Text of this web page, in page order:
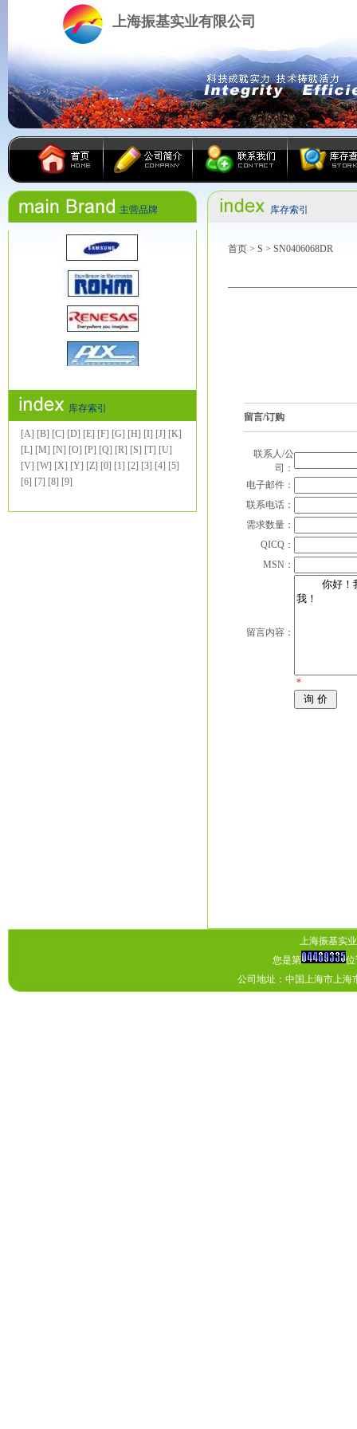
上海振基实业有限公司
主营品牌
库存索引
[A] [B] [C] [D] [E] [F] [G] [H] [I] [J] [K]
[L] [M] [N] [O] [P] [Q] [R] [S] [T] [U]
[V] [W] [X] [Y] [Z] [0] [1] [2] [3] [4] [5]
[6] [7] [8] [9]
库存索引
首页 > S > SN0406068DR
留言/订购
联系人/公
司：
电子邮件：
联系电话：
需求数量：
QICQ：
MSN：
留言内容：
*
上海振基实
您是第
公司地址：中国上海市上海